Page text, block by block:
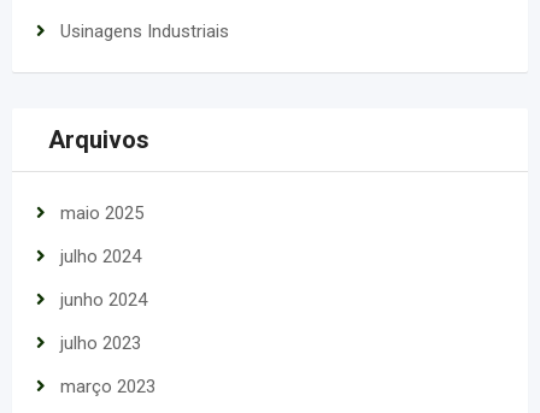
Usinagens Industriais
Arquivos
maio 2025
julho 2024
junho 2024
julho 2023
março 2023